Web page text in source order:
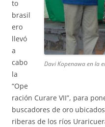
Davi Kopenawa en la
to
brasil
ero
llevó
a
cabo
la
“Ope
ración Curare VII”, para
buscadores de oro
riberas de los ríos